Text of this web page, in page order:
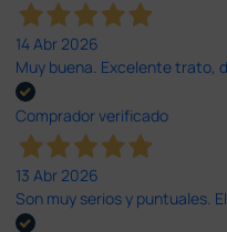
14 Abr 2026
Muy buena. Excelente trato,
Comprador verificado
13 Abr 2026
Son muy serios y puntuales.